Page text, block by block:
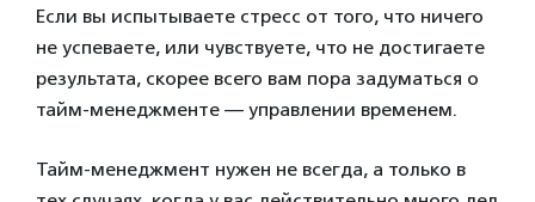
Если вы испытываете стресс от того, что ничего
не успеваете, или чувствуете, что не достигаете
результата, скорее всего вам пора задуматься о
тайм-менеджменте — управлении временем.
Тайм-менеджмент нужен не всегда, а только в